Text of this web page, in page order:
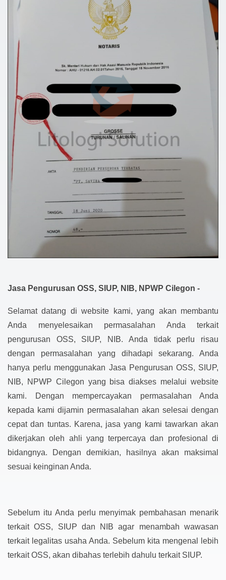
Jasa Pengurusan OSS, SIUP, NIB, NPWP Cilegon -
Selamat datang di website kami, yang akan membantu
Anda menyelesaikan permasalahan Anda terkait
pengurusan OSS, SIUP, NIB. Anda tidak perlu risau
dengan permasalahan yang dihadapi sekarang. Anda
hanya perlu menggunakan Jasa Pengurusan OSS, SIUP,
NIB, NPWP Cilegon yang bisa diakses melalui website
kami. Dengan mempercayakan permasalahan Anda
kepada kami dijamin permasalahan akan selesai dengan
cepat dan tuntas. Karena, jasa yang kami tawarkan akan
dikerjakan oleh ahli yang terpercaya dan profesional di
bidangnya. Dengan demikian, hasilnya akan maksimal
sesuai keinginan Anda.
Sebelum itu Anda perlu menyimak pembahasan menarik
terkait OSS, SIUP dan NIB agar menambah wawasan
terkait legalitas usaha Anda. Sebelum kita mengenal lebih
terkait OSS, akan dibahas terlebih dahulu terkait SIUP.